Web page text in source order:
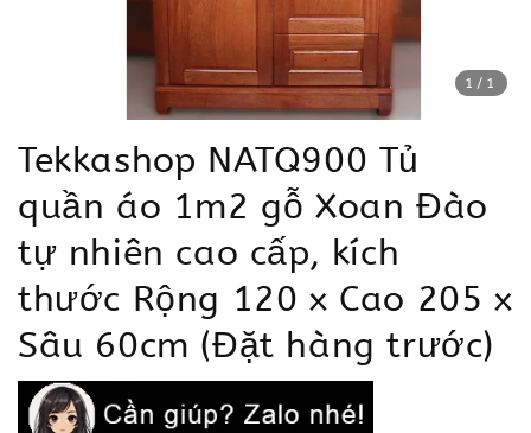
1 /1
Tekkashop NATQ900 Tủ
quần áo 1m2 gỗ Xoan Đào
tự nhiên cao cấp, kích
thước Rộng 120 x Cao 205 x
Sâu 60cm (Đặt hàng trước)